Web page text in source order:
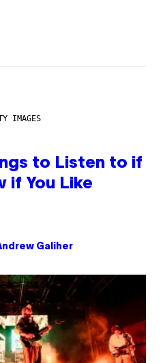
IMAGES
to Listen to if
if You Like
Galiher